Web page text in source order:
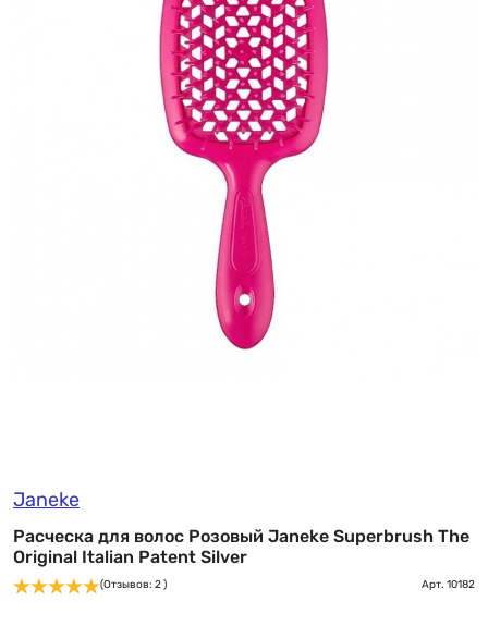
Janeke
Расческа для волос Розовый Janeke Superbrush The
Original Italian Patent Silver
(Отзывов: 2 ) Арт. 10182